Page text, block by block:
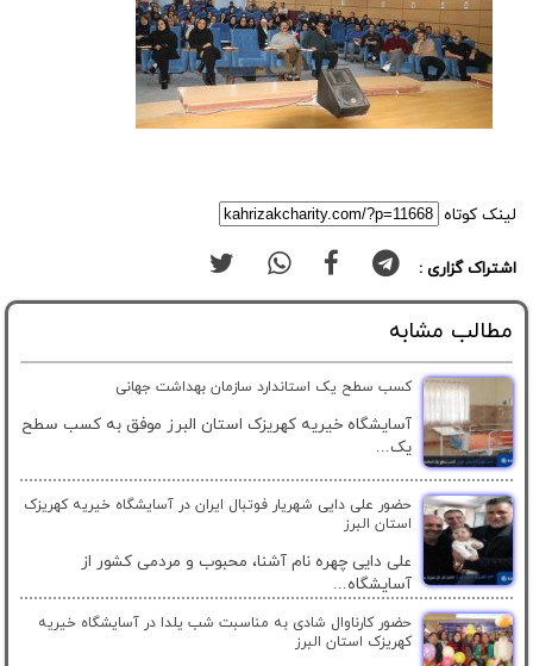
لینک کوتاه
اشتراک گزاری :
مطالب مشابه
کسب سطح یک استاندارد سازمان بهداشت جهانی
آسایشگاه خیریه کهریزک استان البرز موفق به کسب سطح
یک...
حضور علی دایی شهریار فوتبال ایران در آسایشگاه خیریه کهریزک
استان البرز
علی دایی چهره نام آشنا، محبوب و مردمی کشور از
آسایشگاه...
حضور کارناوال شادی به مناسبت شب یلدا در آسایشگاه خیریه
کهریزک استان البرز